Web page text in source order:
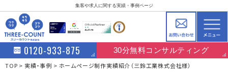
集客や求人に関する実績・事例ページ
0120-933-875 30分無料コンサルティング
TOP 実績・事例 ホームページ制作実績紹介（三鈴工業株式会社様）